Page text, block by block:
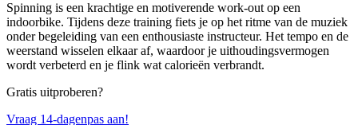
Spinning is een krachtige en motiverende work-out op een
indoorbike. Tijdens deze training fiets je op het ritme van de muziek
onder begeleiding van een enthousiaste instructeur. Het tempo en de
weerstand wisselen elkaar af, waardoor je uithoudingsvermogen
wordt verbeterd en je flink wat calorieën verbrandt.
Gratis uitproberen?
Vraag 14-dagenpas aan!